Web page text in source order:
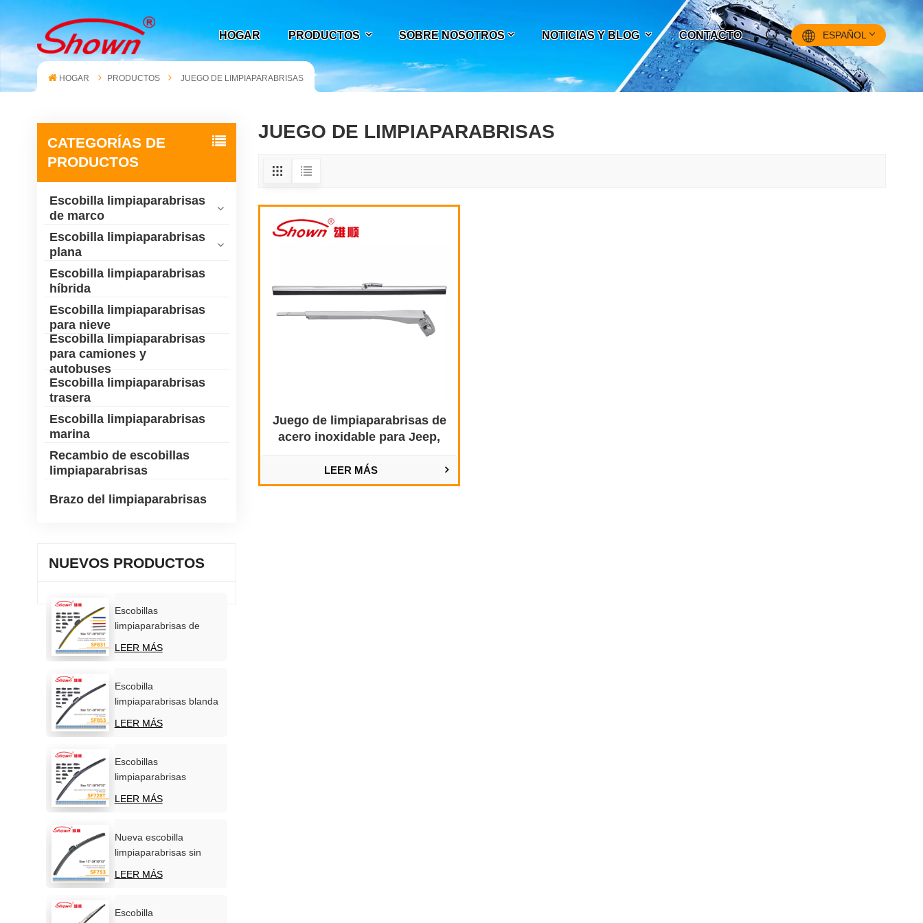
HOGAR PRODUCTOS SOBRE NOSOTROS NOTICIAS Y BLOG CONTACTO ESPAÑOL
English
HOGAR PRODUCTOS JUEGO DE LIMPIAPARABRISAS
CATEGORÍAS DE
PRODUCTOS
Escobilla limpiaparabrisas
de marco
Escobilla limpiaparabrisas
plana
Escobilla limpiaparabrisas
híbrida
Escobilla limpiaparabrisas
para nieve
Escobilla limpiaparabrisas
para camiones y
autobuses
Escobilla limpiaparabrisas
trasera
Escobilla limpiaparabrisas
marina
Recambio de escobillas
limpiaparabrisas
Brazo del limpiaparabrisas
NUEVOS PRODUCTOS
Escobillas
limpiaparabrisas de
silicona personalizadas,
OEM/ODM, venta
LEER MÁS
Escobilla
limpiaparabrisas blanda
carbonizada
multifunción para coche
LEER MÁS
Escobillas
limpiaparabrisas
multifuncionales de
calidad superior para
LEER MÁS
Nueva escobilla
limpiaparabrisas sin
hueso, universal y
multifuncional de
LEER MÁS
Escobilla
JUEGO DE LIMPIAPARABRISAS
Juego de limpiaparabrisas de
acero inoxidable para Jeep,
LEER MÁS